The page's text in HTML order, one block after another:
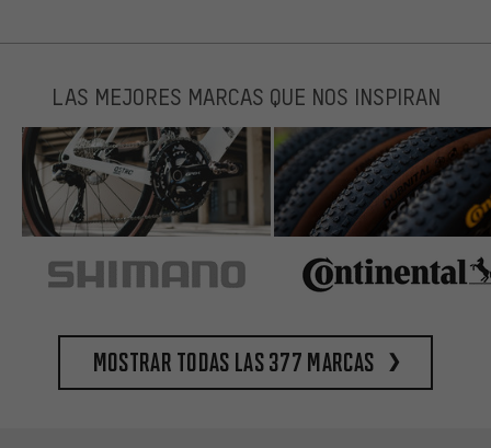
LAS MEJORES MARCAS QUE NOS INSPIRAN
Mostrar todas las 377 marcas